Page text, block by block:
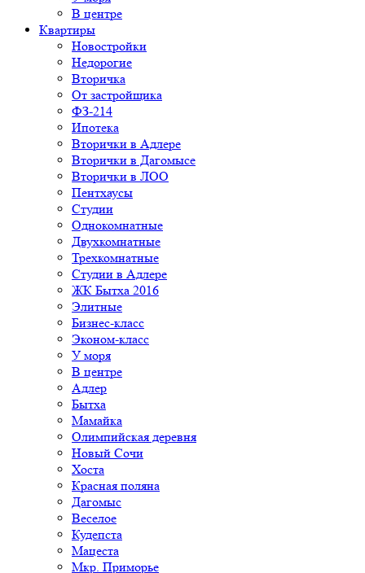
В центре
Квартиры
Новостройки
Недорогие
Вторичка
От застройщика
ФЗ-214
Ипотека
Вторички в Адлере
Вторички в Дагомысе
Вторички в ЛОО
Пентхаусы
Студии
Однокомнатные
Двухкомнатные
Трехкомнатные
Студии в Адлере
ЖК Бытха 2016
Элитные
Бизнес-класс
Эконом-класс
У моря
В центре
Адлер
Бытха
Мамайка
Олимпийская деревня
Новый Сочи
Хоста
Красная поляна
Дагомыс
Веселое
Кудепста
Мацеста
Мкр. Приморье